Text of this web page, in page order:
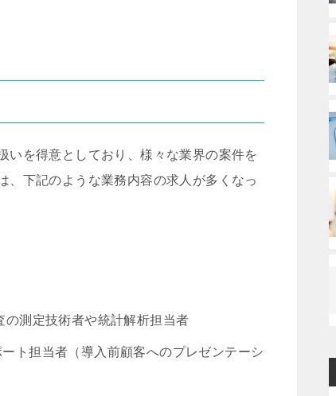
いを得意としており、様々な業界の案件を
、下記のような業務内容の求人が多くなっ
測定技術者や統計解析担当者
ト担当者（導入前顧客へのプレゼンテーシ